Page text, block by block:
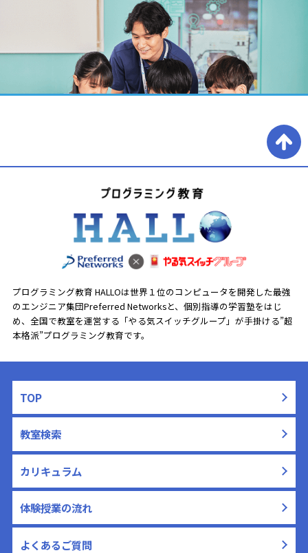
プログラミング教育 HALLOは世界１位のコンピュータを開発した最強
のエンジニア集団Preferred Networksと、 個別指導の学習塾をはじ
め、全国で教室を運営する「やる気スイッチグループ」が手掛ける”超
本格派”プログラミング教育です。
TOP
教室検索
カリキュラム
体験授業の流れ
よくあるご質問